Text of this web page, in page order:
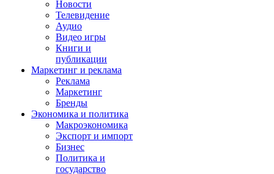
Новости
Телевидение
Аудио
Видео игры
Книги и
публикации
Маркетинг и реклама
Реклама
Маркетинг
Бренды
Экономика и политика
Макроэкономика
Экспорт и импорт
Бизнес
Политика и
государство